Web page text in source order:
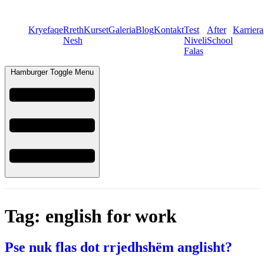
KryefaqeRreth
Nesh
KursetGaleriaBlogKontaktTest
Niveli
Falas
After
School
Karriera
Hamburger Toggle Menu
Tag: english for work
Pse nuk flas dot rrjedhshëm anglisht?